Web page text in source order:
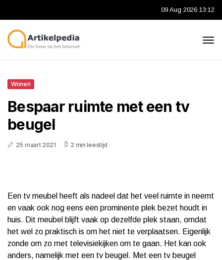
09 Aug 2026 13:12
Wonen
Bespaar ruimte met een tv
beugel
25 maart 2021 2 min leestijd
Een tv meubel heeft als nadeel dat het veel ruimte in neemt
en vaak ook nog eens een prominente plek bezet houdt in
huis. Dit meubel blijft vaak op dezelfde plek staan, omdat
het wel zo praktisch is om het niet te verplaatsen. Eigenlijk
zonde om zo met televisiekijken om te gaan. Het kan ook
anders, namelijk met een tv beugel. Met een tv beugel